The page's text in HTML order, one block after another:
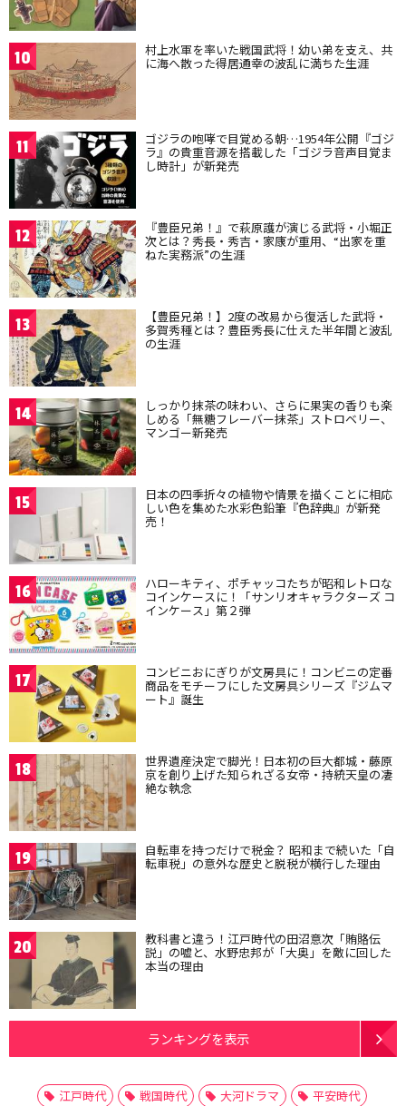
10 村上水軍を率いた戦国武将！幼い弟を支え、共
に海へ散った得居通幸の波乱に満ちた生涯
11 ゴジラの咆哮で目覚める朝…1954年公開『ゴジ
ラ』の貴重音源を搭載した「ゴジラ音声目覚ま
し時計」が新発売
12 『豊臣兄弟！』で萩原護が演じる武将・小堀正
次とは？秀長・秀吉・家康が重用、“出家を重
ねた実務派”の生涯
13 【豊臣兄弟！】2度の改易から復活した武将・
多賀秀種とは？豊臣秀長に仕えた半年間と波乱
の生涯
14 しっかり抹茶の味わい、さらに果実の香りも楽
しめる「無糖フレーバー抹茶」ストロベリー、
マンゴー新発売
15 日本の四季折々の植物や情景を描くことに相応
しい色を集めた水彩色鉛筆『色辞典』が新発
売！
16 ハローキティ、ポチャッコたちが昭和レトロな
コインケースに！「サンリオキャラクターズ コ
インケース」第２弾
17 コンビニおにぎりが文房具に！コンビニの定番
商品をモチーフにした文房具シリーズ『ジムマ
ート』誕生
18 世界遺産決定で脚光！日本初の巨大都城・藤原
京を創り上げた知られざる女帝・持統天皇の凄
絶な執念
19 自転車を持つだけで税金？ 昭和まで続いた「自
転車税」の意外な歴史と脱税が横行した理由
20 教科書と違う！江戸時代の田沼意次「賄賂伝
説」の嘘と、水野忠邦が「大奥」を敵に回した
本当の理由
ランキングを表示
江戸時代 戦国時代 大河ドラマ
平安時代